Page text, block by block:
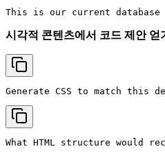
시각적 콘텐츠에서 코드 제안 얻